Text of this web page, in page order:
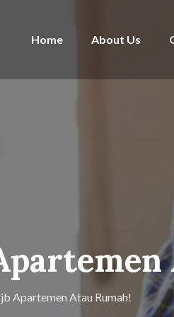
Home About Us
Apartemen Atau Rumah!